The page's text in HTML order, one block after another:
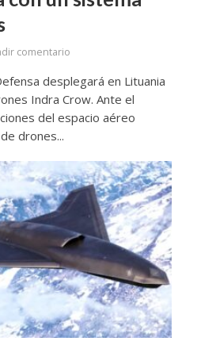
comentario
desplegará en Lituania
Indra Crow. Ante el
del espacio aéreo
drones...